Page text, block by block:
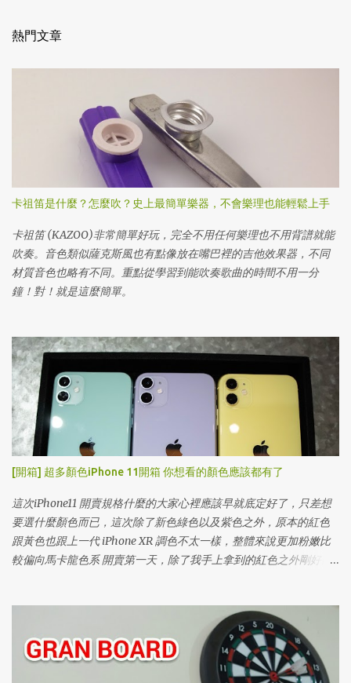
熱門文章
卡祖笛是什麼？怎麼吹？史上最簡單樂器，不會樂理也能輕鬆上手
卡祖笛 (KAZOO)非常簡單好玩，完全不用任何樂理也不用背譜就能
吹奏。音色類似薩克斯風也有點像放在嘴巴裡的吉他效果器，不同
材質音色也略有不同。重點從學習到能吹奏歌曲的時間不用一分
鐘！對！就是這麼簡單。
[開箱] 超多顏色iPhone 11開箱 你想看的顏色應該都有了
這次iPhone11 開賣規格什麼的大家心裡應該早就底定好了，只差想
要選什麼顏色而已，這次除了新色綠色以及紫色之外，原本的紅色
跟黃色也跟上一代 iPhone XR 調色不太一樣，整體來說更加粉嫩比
較偏向馬卡龍色系 開賣第一天，除了我手上拿到的紅色之外剛好同